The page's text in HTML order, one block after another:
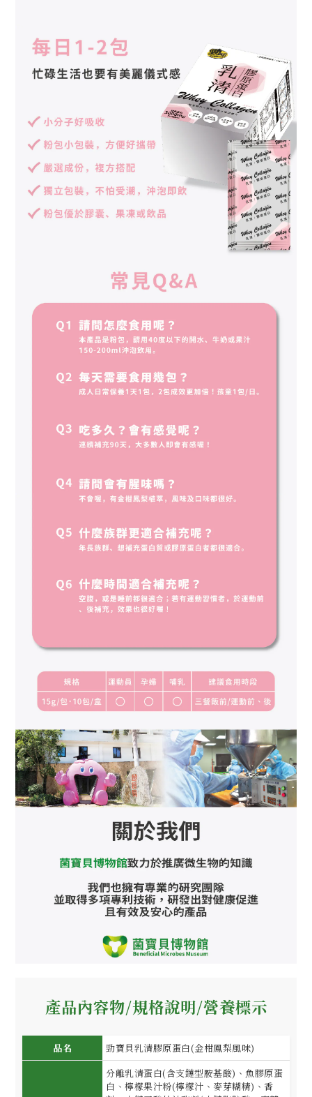
產品內容物/規格說明/營養標示
品名
勁寶貝乳清膠原蛋白(金柑鳳梨風味)
分離乳清蛋白(含支鏈型胺基酸)、魚膠原蛋
白、檸檬果汁粉(檸檬汁、麥芽糊精)、香